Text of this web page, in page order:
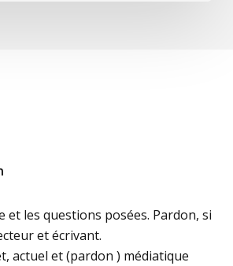
et les questions posées. Pardon, si
et écrivant.
actuel et (pardon ) médiatique